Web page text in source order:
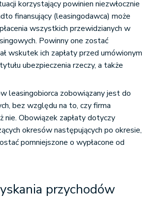
korzystający powinien niezwłocznie
finansujący (leasingodawca) może
wszystkich przewidzianych w
Powinny one zostać
wskutek ich zapłaty przed umówionym
ubezpieczenia rzeczy, a także
leasingobiorca zobowiązany jest do
bez względu na to, czy firma
nie. Obowiązek zapłaty dotyczy
okresów następujących po okresie,
pomniejszone o wypłacone od
przychodów